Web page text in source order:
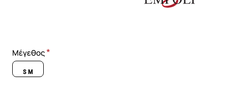
Μέγεθος
S M